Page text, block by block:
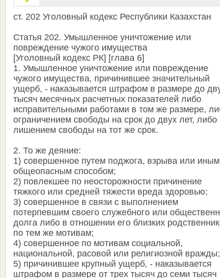
ст. 202 Уголовный кодекс Республики Казахстан
Статья 202. Умышленное уничтожение или
повреждение чужого имущества
[Уголовный кодекс РК] [глава 6]
1. Умышленное уничтожение или повреждение
чужого имущества, причинившее значительный
ущерб, - наказывается штрафом в размере до
тысяч месячных расчетных показателей либо
исправительными работами в том же размере,
ограничением свободы на срок до двух лет, либо
лишением свободы на тот же срок.
2. То же деяние:
1) совершенное путем поджога, взрыва или иным
общеопасным способом;
2) повлекшее по неосторожности причинение
тяжкого или средней тяжести вреда здоровью;
3) совершенное в связи с выполнением
потерпевшим своего служебного или
долга либо в отношении его близких
по тем же мотивам;
4) совершенное по мотивам социальной,
национальной, расовой или религиозной вражды;
5) причинившее крупный ущерб, - наказывается
штрафом в размере от трех тысяч до семи тысяч